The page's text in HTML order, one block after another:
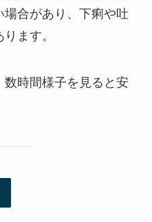
合があり、下痢や吐
ます。
時間様子を見ると安